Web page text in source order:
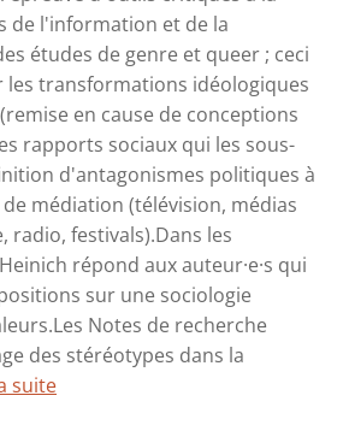
de l'information et de la
études de genre et queer ; ceci
transformations idéologiques
en cause de conceptions
rapports sociaux qui les sous-
d'antagonismes politiques à
médiation (télévision, médias
radio, festivals).Dans les
répond aux auteur·e·s qui
sur une sociologie
Notes de recherche
des stéréotypes dans la
suite